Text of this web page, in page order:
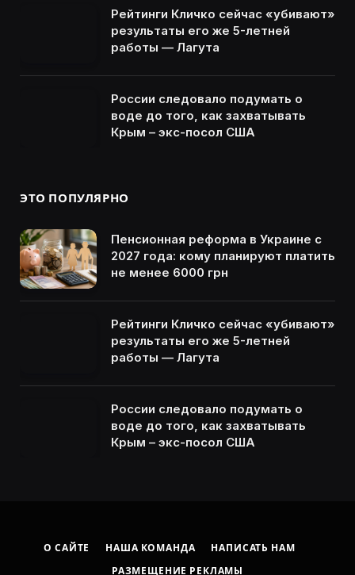
Рейтинги Кличко сейчас «убивают»
результаты его же 5-летней
работы — Лагута
России следовало подумать о
воде до того, как захватывать
Крым – экс-посол США
ЭТО ПОПУЛЯРНО
Пенсионная реформа в Украине с
2027 года: кому планируют платить
не менее 6000 грн
Рейтинги Кличко сейчас «убивают»
результаты его же 5-летней
работы — Лагута
России следовало подумать о
воде до того, как захватывать
Крым – экс-посол США
О САЙТЕ НАША КОМАНДА
НАПИСАТЬ НАМ
РАЗМЕЩЕНИЕ РЕКЛАМЫ